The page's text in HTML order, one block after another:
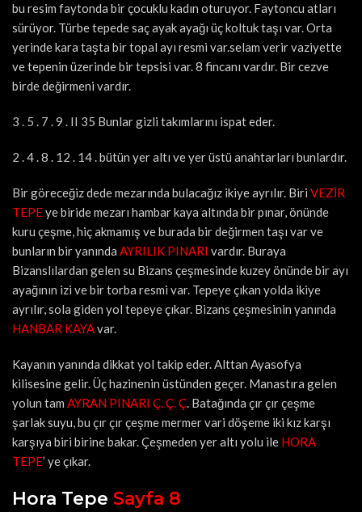
bu resim faytonda bir çocuklu kadın oturuyor. Faytoncu atları
sürüyor. Türbe tepede saç ayak ayağı üç koltuk taşı var. Orta
yerinde kara taşta bir topal ayı resmi var.selam verir vaziyette
ve tepenin üzerinde bir tepsisi var. 8 fincanı vardır. Bir cezve
birde değirmeni vardır.
3 . 5 . 7 . 9 . II 35 Bunlar gizli takımlarını ispat eder.
2 . 4 . 8 . 12 . 14 . bütün yer altı ve yer üstü anahtarları bunlardır.
Bir göreceğiz dede mezarında bulacağız ikiye ayrılır. Biri VEZİR
TEPEye biride mezarı hambar kaya altında bir pınar, önünde
kuru çeşme, hiç akmamış ve burada bir değirmen taşı var ve
bunların bir yanında AYRILIK PINARI vardır. Buraya
Bizanslılardan gelen su Bizans çeşmesinde kuzey önünde bir ayı
ayağının izi ve bir torba resmi var. Tepeye çıkan yolda ikiye
ayrılır, sola giden yol tepeye çıkar. Bizans çeşmesinin yanında
HANBAR KAYAvar.
Kayanın yanında dikkat yol takip eder. Alttan Ayasofya
kilisesine gelir. Üç hazinenin üstünden geçer. Manastıra gelen
yolun tam AYRAN PINARI Ç. Ç. Ç. Batağında çır çır çeşme
şarlak suyu, bu çır çır çeşme mermer vari döşeme iki kız karşı
karşıya biri birine bakar. Çeşmeden yer altı yolu ile HORA
TEPE’ ye çıkar.
Hora Tepe Sayfa 8